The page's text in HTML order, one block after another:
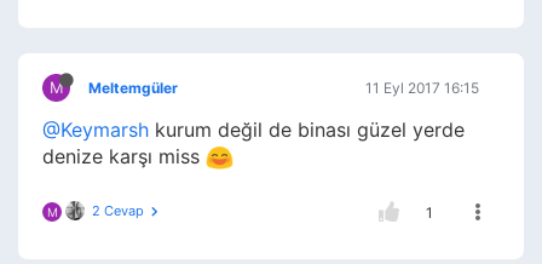
M Meltemgüler 11 Eyl 2017 16:15
@Keymarsh kurum değil de binası güzel yerde
denize karşı miss
M 2 Cevap 1